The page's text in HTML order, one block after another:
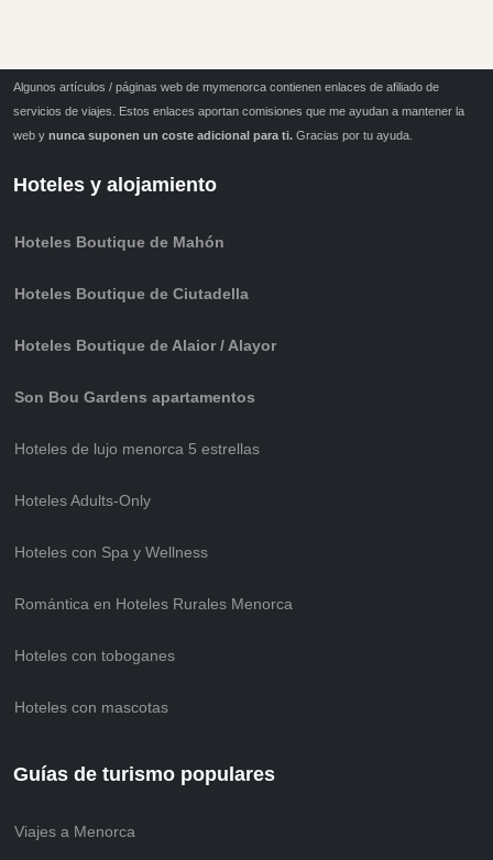
Algunos artículos / páginas web de mymenorca contienen enlaces de afiliado de
servicios de viajes. Estos enlaces aportan comisiones que me ayudan a mantener la
web y nunca suponen un coste adicional para ti. Gracias por tu ayuda.
Hoteles y alojamiento
Hoteles Boutique de Mahón
Hoteles Boutique de Ciutadella
Hoteles Boutique de Alaior / Alayor
Son Bou Gardens apartamentos
Hoteles de lujo menorca 5 estrellas
Hoteles Adults-Only
Hoteles con Spa y Wellness
Romántica en Hoteles Rurales Menorca
Hoteles con toboganes
Hoteles con mascotas
Guías de turismo populares
Viajes a Menorca